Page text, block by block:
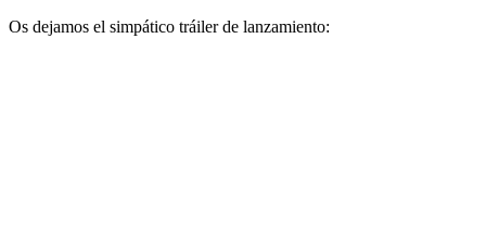
Os dejamos el simpático tráiler de lanzamiento: